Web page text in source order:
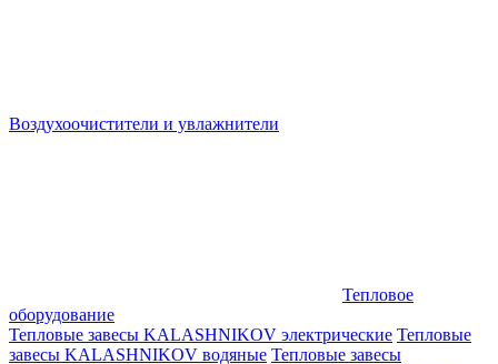
Воздухоочистители и увлажнители
Тепловое
оборудование
Тепловые завесы KALASHNIKOV электрические Тепловые
завесы KALASHNIKOV водяные Тепловые завесы